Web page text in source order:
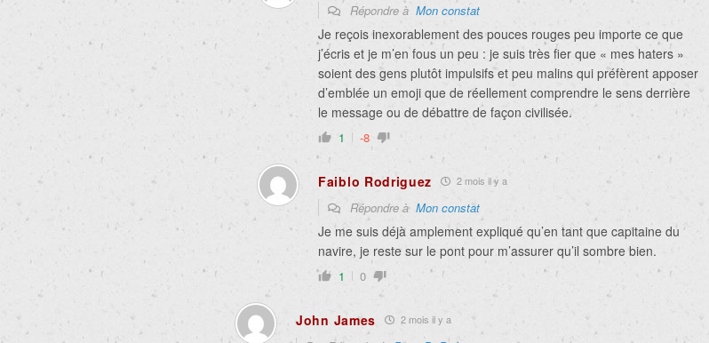
Répondre à Mon constat
Je reçois inexorablement des pouces rouges peu importe ce que
j’écris et je m’en fous un peu : je suis très fier que « mes haters »
soient des gens plutôt impulsifs et peu malins qui préfèrent apposer
d’emblée un emoji que de réellement comprendre le sens derrière
le message ou de débattre de façon civilisée.
1 -8
Faiblo Rodriguez 2 mois il y a
Répondre à Mon constat
Je me suis déjà amplement expliqué qu’en tant que capitaine du
navire, je reste sur le pont pour m’assurer qu’il sombre bien.
1 0
John James 2 mois il y a